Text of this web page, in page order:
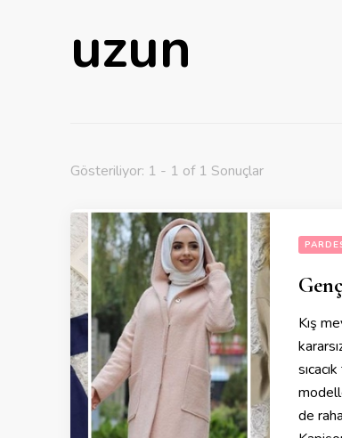
uzun
Gösteriliyor: 1 - 1 of 1 Sonuçlar
Kış
de